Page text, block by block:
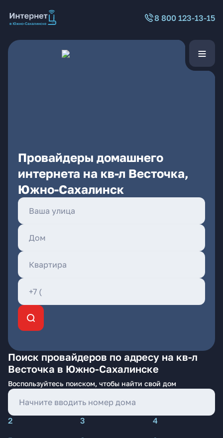
8 800 123-13-15
Провайдеры домашнего
интернета на кв-л Весточка,
Южно-Сахалинск
Поиск провайдеров по адресу на кв-л
Весточка в Южно-Сахалинске
Воспользуйтесь поиском, чтобы найти свой дом
2 3
4